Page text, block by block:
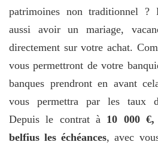
patrimoines non traditionnel ?
aussi avoir un mariage,
directement sur votre achat.
vous permettront de votre
banques prendront en avant
vous permettra par les taux
Depuis le contrat à 10 000
belfius les échéances, avec